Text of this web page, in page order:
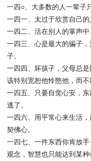
一四○、大多数的人一辈子
一四一、太过于欣赏自己的
一四二、活在别人的掌声中
一四三、心是最大的骗子
子。
一四四、坏孩子，父母总
该特别宽恕他怜愍他，而不
一四五、只要自觉心安，
逃了。
一四六、用平常心来生活
契佛心。
一四七、一件东西你肯放
观念，智慧也只能达到某种